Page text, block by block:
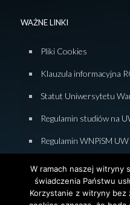
WAŻNE LINKI
Pliki Cookies
Klauzula informacyjna
Statut Uniwersytetu
Regulamin studiów na
Regulamin WNPiSM UW
Deklaracja dostępności
W ramach naszej witryny
świadczenia Państwu
Korzystanie z witryny bez